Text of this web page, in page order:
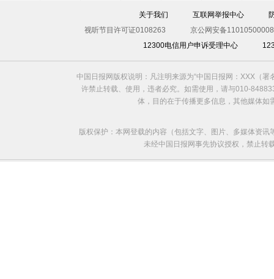
关于我们 互联网举报中心
视听节目许可证0108263
京公网安备
12300电信用户申诉受理中心
中国日报网版权说明：凡注明来源为“中国日报网：XXX（
许禁止转载、使用，违者必究。如需使用，请与010-
体，目的在于传播更多信息，其他媒体
版权保护：本网登载的内容（包括文字、图片、多媒体资
未经中国日报网事先协议授权，禁止转